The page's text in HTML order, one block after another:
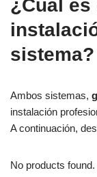
¿Cuál
sistema?
Ambos sistemas,
instalación
A continuación,
No products found.